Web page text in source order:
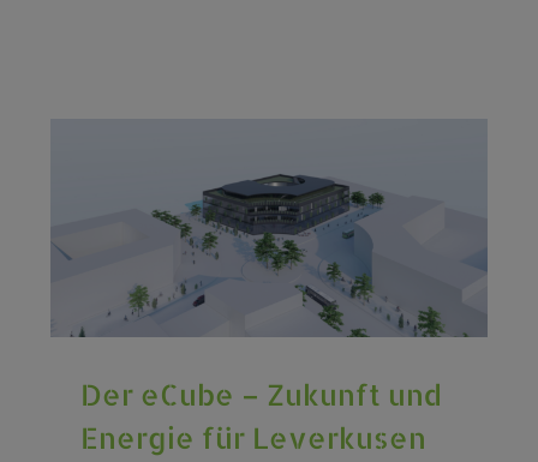
Der eCube – Zukunft und
Energie für Leverkusen